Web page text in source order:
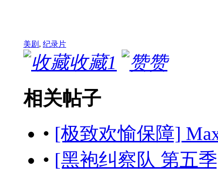
美剧 , 纪录片
收藏1 赞
相关帖子
• [极致欢愉保障]
• [黑袍纠察队 第五